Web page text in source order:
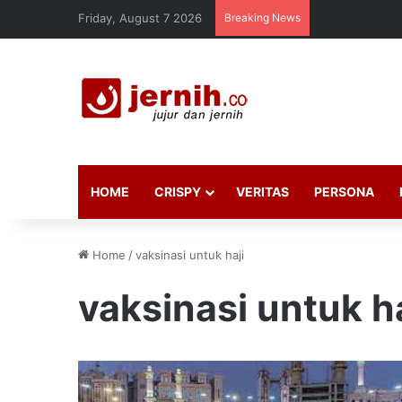
Friday, August 7 2026 Breaking News
HOME CRISPY VERITAS PERSONA
Home /vaksinasi untuk haji
vaksinasi untuk